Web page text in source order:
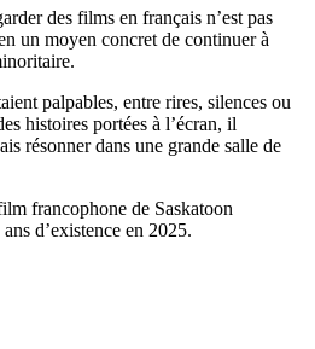
des films en français n’est pas
un moyen concret de continuer à
palpables, entre rires, silences ou
histoires portées à l’écran, il
résonner dans une grande salle de
francophone de Saskatoon
d’existence en 2025.